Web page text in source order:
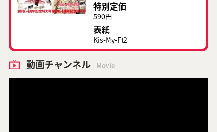
特別定価
590円
表紙
Kis-My-Ft2
動画チャンネル Movie